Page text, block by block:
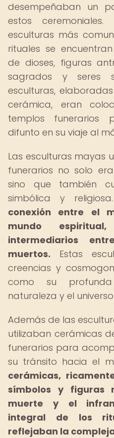
desempeñaban un
estos
esculturas más
rituales se
de dioses, figuras
sagrados y seres
esculturas,
cerámica, eran
templos funerarios
difunto en su viaje al
Las esculturas mayas
funerarios no solo
sino que también
simbólica y
conexión entre el
mundo
intermediarios
muertos. Estas
creencias y
como su
naturaleza y el universo.
Además de las
utilizaban cerámicas
funerarios para
su tránsito hacia el
cerámicas,
símbolos y figuras
muerte y el
integral de los
reflejaban la